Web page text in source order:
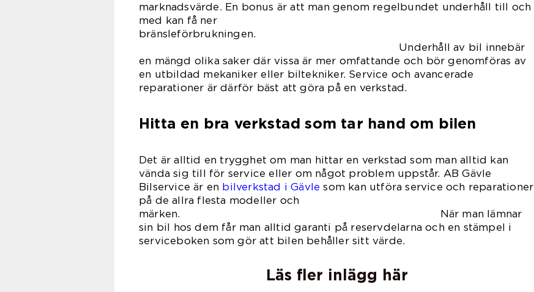
marknadsvärde. En bonus är att man genom regelbundet underhåll till och
med kan få ner
bränsleförbrukningen.
Underhåll av bil innebär
en mängd olika saker där vissa är mer omfattande och bör genomföras av
en utbildad mekaniker eller biltekniker. Service och avancerade
reparationer är därför bäst att göra på en verkstad.
Hitta en bra verkstad som tar hand om bilen
Det är alltid en trygghet om man hittar en verkstad som man alltid kan
vända sig till för service eller om något problem uppstår. AB Gävle
Bilservice är en bilverkstad i Gävle som kan utföra service och reparationer
på de allra flesta modeller och
märken. När man lämnar
sin bil hos dem får man alltid garanti på reservdelarna och en stämpel i
serviceboken som gör att bilen behåller sitt värde.
Läs fler inlägg här